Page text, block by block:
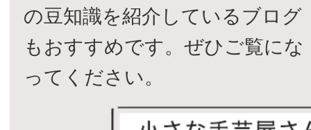
の豆知識を紹介しているブログ
もおすすめです。ぜひご覧にな
ってください。